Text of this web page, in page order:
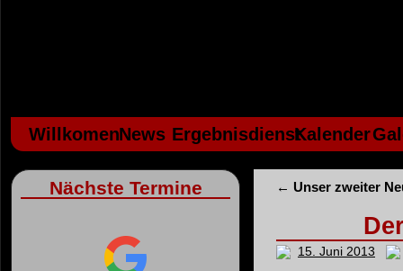
WillkomenNews ErgebnisdienstKalender
← Unser zweiter
15. Juni 2013
Nächste Termine